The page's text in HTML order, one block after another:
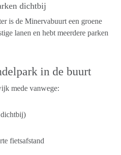
dichtbij
is de Minervabuurt een groene
lanen en hebt meerdere parken
in de buurt
mede vanwege:
fietsafstand